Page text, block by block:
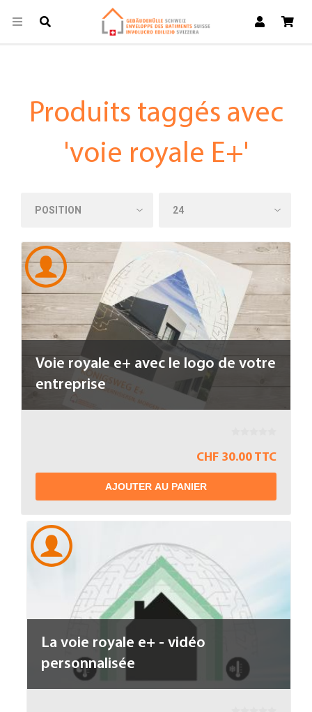
Produits taggés avec
'voie royale E+'
Voie royale e+ avec le logo de votre
entreprise
CHF 30.00 TTC
AJOUTER AU PANIER
La voie royale e+ - vidéo
personnalisée